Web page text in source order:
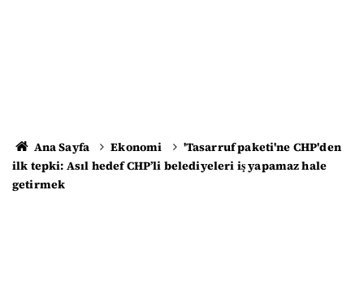
Ana Sayfa Ekonomi
'Tasarruf paketi'ne CHP'den
ilk tepki: Asıl hedef CHP’li belediyeleri iş yapamaz hale
getirmek